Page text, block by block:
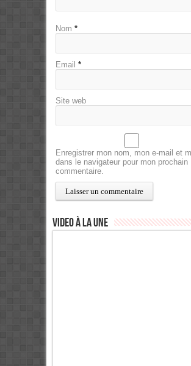
Nom *
Email *
Site web
Enregistrer mon nom, mon e-mail et
dans le navigateur pour mon prochain
commentaire.
Video à la Une